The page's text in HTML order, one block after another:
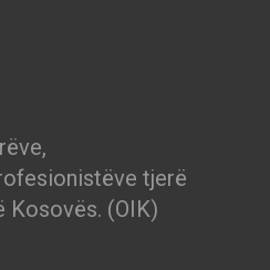
tjerë
Kosovës. (OIK)